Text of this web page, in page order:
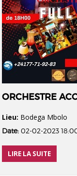
ORCHESTRE
Lieu: Bodega Mbolo
Date: 02-02-2023
LIRE LA SUITE